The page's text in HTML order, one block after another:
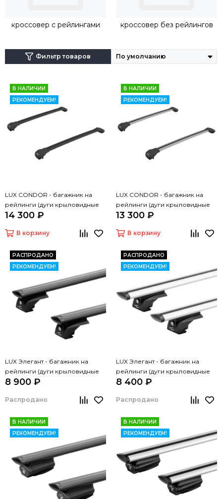
кроссовер с рейлингами кроссовер без рейлингов
Фильтр товаров
В НАЛИЧИИ
РЕКОМЕНДУЕМ!
LUX CONDOR - багажник на
рейлинги (дуги крыловидные
черные 110 см)
14 300 ₽
В корзину
В НАЛИЧИИ
РЕКОМЕНДУЕМ!
LUX CONDOR - багажник на
рейлинги (дуги крыловидные
серые 110 см)
13 300 ₽
В корзину
РАСПРОДАНО
РЕКОМЕНДУЕМ!
LUX Элегант - багажник на
рейлинги (дуги крыловидные
черные, 1,3м)
8 900 ₽
Распродано
РАСПРОДАНО
РЕКОМЕНДУЕМ!
LUX Элегант - багажник на
рейлинги (дуги крыловидные
серые, 1,3м)
8 400 ₽
Распродано
В НАЛИЧИИ
РЕКОМЕНДУЕМ!
В НАЛИЧИИ
РЕКОМЕНДУЕМ!